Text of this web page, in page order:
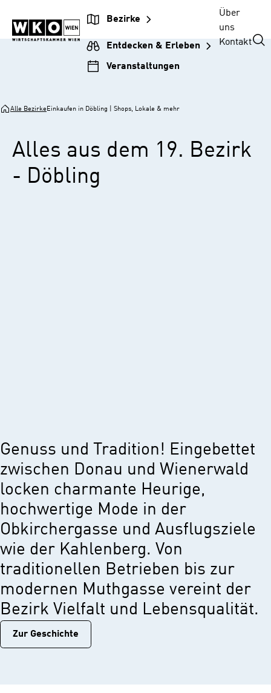
Unternehmensnavigation
springen
Inhalt
springen
Hauptnavigation
springen
Footer
springen
Bezirke
Entdecken & Erleben
Veranstaltungen
Über
uns
Kontakt
Alle BezirkeEinkaufen in Döbling | Shops, Lokale & mehr
Alles aus dem 19. Bezirk
- Döbling
Genuss und Tradition! Eingebettet
zwischen Donau und Wienerwald
locken charmante Heurige,
hochwertige Mode in der
Obkirchergasse und Ausflugsziele
wie der Kahlenberg. Von
traditionellen Betrieben bis zur
modernen Muthgasse vereint der
Bezirk Vielfalt und Lebensqualität.
Zur Geschichtе